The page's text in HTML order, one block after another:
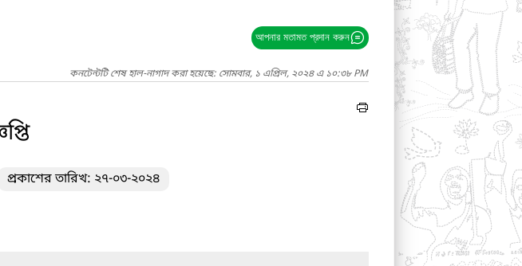
আপনার মতামত প্রদান করুন
কনটেন্টটি শেষ হাল-নাগাদ করা হয়েছে: সোমবার, ১ এপ্রিল, ২০২৪ এ ১০:৩৮ PM
প্রকাশের তারিখ: ২৭-০৩-২০২৪